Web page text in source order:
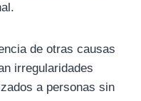
de otras causas
irregularidades
a personas sin